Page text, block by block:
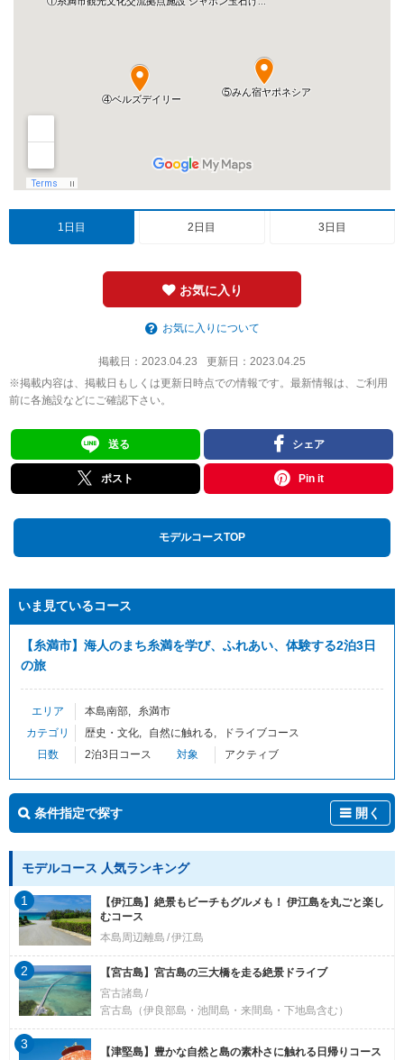
1日目 2日目 3日目
お気に入り
お気に入りについて
掲載日： 2023.04.23 更新日： 2023.04.25
※掲載内容は、掲載日もしくは更新日時点での情報です。最新情報は、ご利用
前に各施設などにご確認下さい。
送る シェア
ポスト Pin it
モデルコースTOP
いま見ているコース
【糸満市】海人のまち糸満を学び、ふれあい、体験する2泊3日
の旅
エリア 本島南部
糸満市
カテゴリ
歴史・文化 自然に触れる
ドライブコース
日数
2泊3日コース 対象 アクティブ
条件指定で探す 開く
モデルコース 人気ランキング
【伊江島】絶景もビーチもグルメも！ 伊江島を丸ごと楽し
むコース
本島周辺離島 伊江島
1
【宮古島】宮古島の三大橋を走る絶景ドライブ
宮古諸島
宮古島（伊良部島・池間島・来間島・下地島含む）
2
【津堅島】豊かな自然と島の素朴さに触れる日帰りコース
3